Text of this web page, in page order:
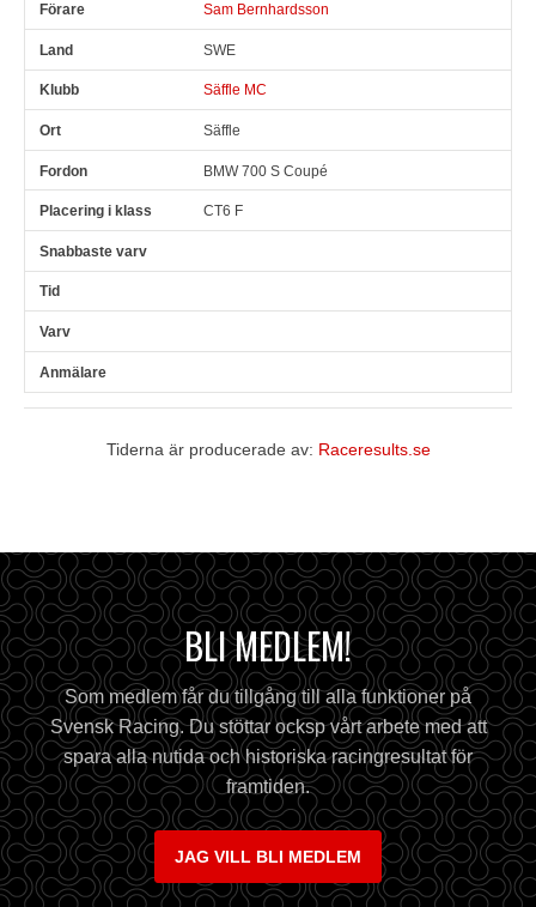
Sam Bernhardsson
SWE
Säffle MC
Säffle
BMW 700 S Coupé
CT6 F
Tiderna är producerade av: Raceresults.se
BLI MEDLEM!
Som medlem får du tillgång till alla funktioner på
Svensk Racing. Du stöttar ocksp vårt arbete med att
spara alla nutida och historiska racingresultat för
framtiden.
JAG VILL BLI MEDLEM